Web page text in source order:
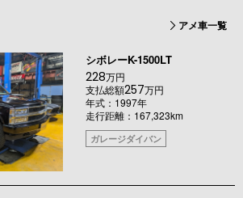
アメ車一覧
シボレーK-1500LT
228万円
支払総額257万円
年式：1997年
走行距離：167,323km
ガレージダイバン